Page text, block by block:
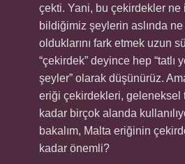
çekti. Yani, bu çekirdekler ne
bildiğimiz şeylerin aslında
olduklarını fark etmek uzun
“çekirdek” deyince hep “tatlı
şeyler” olarak düşünürüz.
eriği çekirdekleri, geleneksel
kadar birçok alanda
bakalım, Malta eriğinin
kadar önemli?